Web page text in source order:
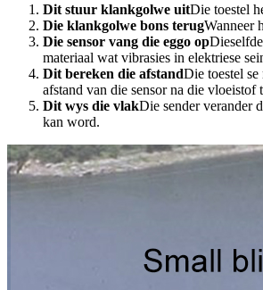
Dit stuur klankgolwe uitDie toestel
Die klankgolwe bons terugWanneer
Die sensor vang die eggo op
materiaal wat vibrasies in elektriese
Dit bereken die afstandDie toestel
afstand van die sensor na die vloeistof
Dit wys die vlakDie sender verander
kan word.